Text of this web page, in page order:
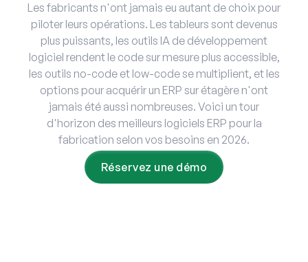
Les fabricants n'ont jamais eu autant de choix pour
piloter leurs opérations. Les tableurs sont devenus
plus puissants, les outils IA de développement
logiciel rendent le code sur mesure plus accessible,
les outils no-code et low-code se multiplient, et les
options pour acquérir un ERP sur étagère n'ont
jamais été aussi nombreuses. Voici un tour
d'horizon des meilleurs logiciels ERP pour la
fabrication selon vos besoins en 2026.
Réservez une démo